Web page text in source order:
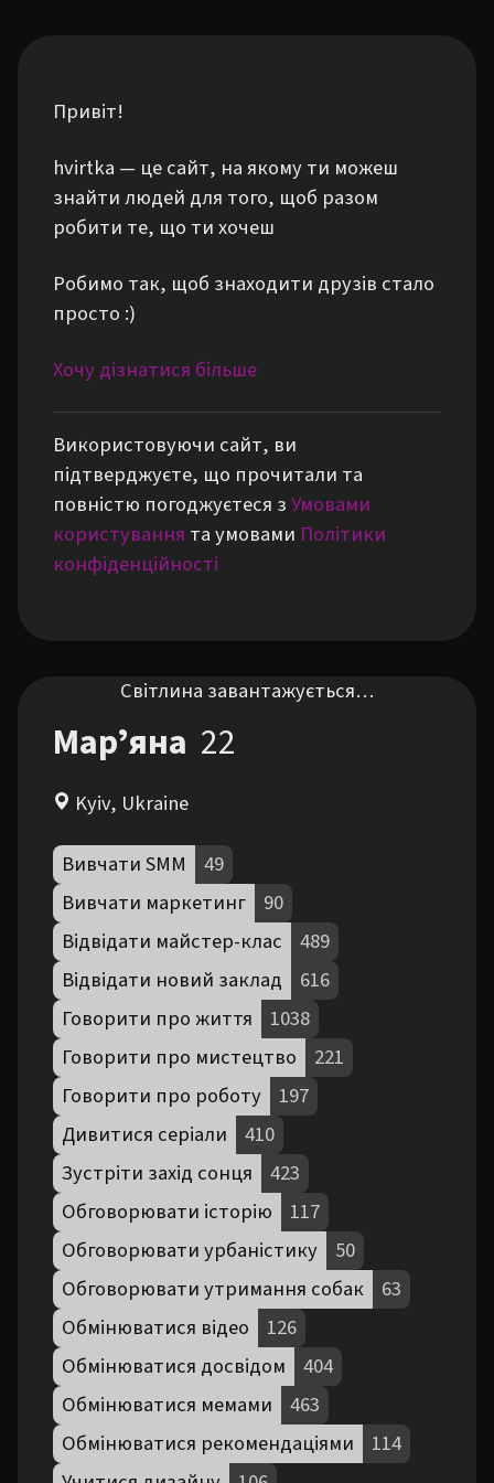
Привіт!
hvirtka — це сайт, на якому ти можеш
знайти людей для того, щоб разом
робити те, що ти хочеш
Робимо так, щоб знаходити друзів стало
просто :)
Хочу дізнатися більше
Використовуючи сайт, ви
підтверджуєте, що прочитали та
повністю погоджуєтеся зУмовами
користування та умовами Політики
конфіденційності
Світлина завантажується…
Марʼяна 22
Kyiv, Ukraine
Вивчати SMM
49
Вивчати маркетинг
90
Відвідати майстер-клас
489
Відвідати новий заклад
616
Говорити про життя
1038
Говорити про мистецтво
221
Говорити про роботу
197
Дивитися серіали
410
Зустріти захід сонця
423
Обговорювати історію
117
Обговорювати урбаністику
50
Обговорювати утримання собак
63
Обмінюватися відео
126
Обмінюватися досвідом
404
Обмінюватися мемами
463
Обмінюватися рекомендаціями
114